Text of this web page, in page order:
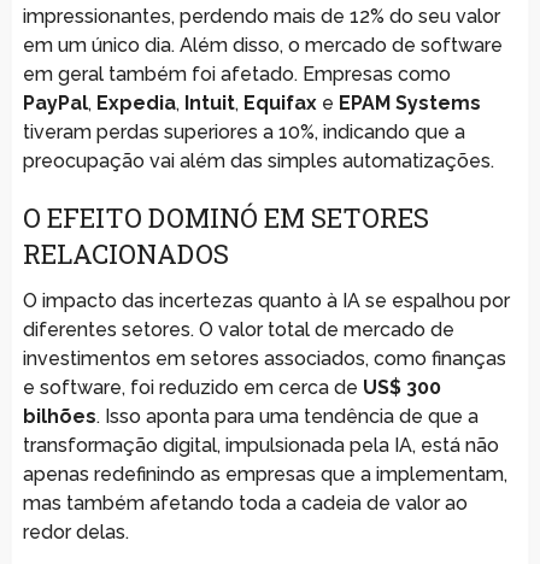
impressionantes, perdendo mais de 12% do seu valor
em um único dia. Além disso, o mercado de software
em geral também foi afetado. Empresas como
PayPal, Expedia, Intuit, Equifaxe EPAM Systems
tiveram perdas superiores a 10%, indicando que a
preocupação vai além das simples automatizações.
O EFEITO DOMINÓ EM SETORES
RELACIONADOS
O impacto das incertezas quanto à IA se espalhou por
diferentes setores. O valor total de mercado de
investimentos em setores associados, como finanças
e software, foi reduzido em cerca de US$ 300
bilhões. Isso aponta para uma tendência de que a
transformação digital, impulsionada pela IA, está não
apenas redefinindo as empresas que a implementam,
mas também afetando toda a cadeia de valor ao
redor delas.